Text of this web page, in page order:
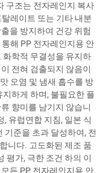
구조는 전자레인지 복사
레이트 또는 기타 내분
을 방지하여 건강 위험
해 PP 전자레인지용 안
화학적 무결성을 유지하
전혀 검출되지 않음이
오염 및 냄새 흡수를 방
하게 하며, 불필요한 플
향미를 남기지 않습니
, 유럽연합 지침, 일본 식
기준을 초과 달성하여, 전
니다. 고도화된 제조 품
평가, 극한 조건 하의 이
든 PP 전자레인지용 안